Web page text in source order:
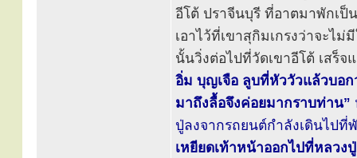
อีโต้ ปราจีนบุรี ที่อาตมาพักเ
เอาไว้ที่เขาสุกิมเกรงว่าจะไ
นั้นวิ่งต่อไปที่วัดเขาอีโต้ เสร็
อิ่ม บุญเจือ ลูบที่หัววัวแล้วบอ
มาถึงลื้อจึงค่อยมากราบท่าน”
ปู่ลงจากรถยนต์กำลังเดินไปที่
เหยียดเท้าหน้าออกไปที่หลว